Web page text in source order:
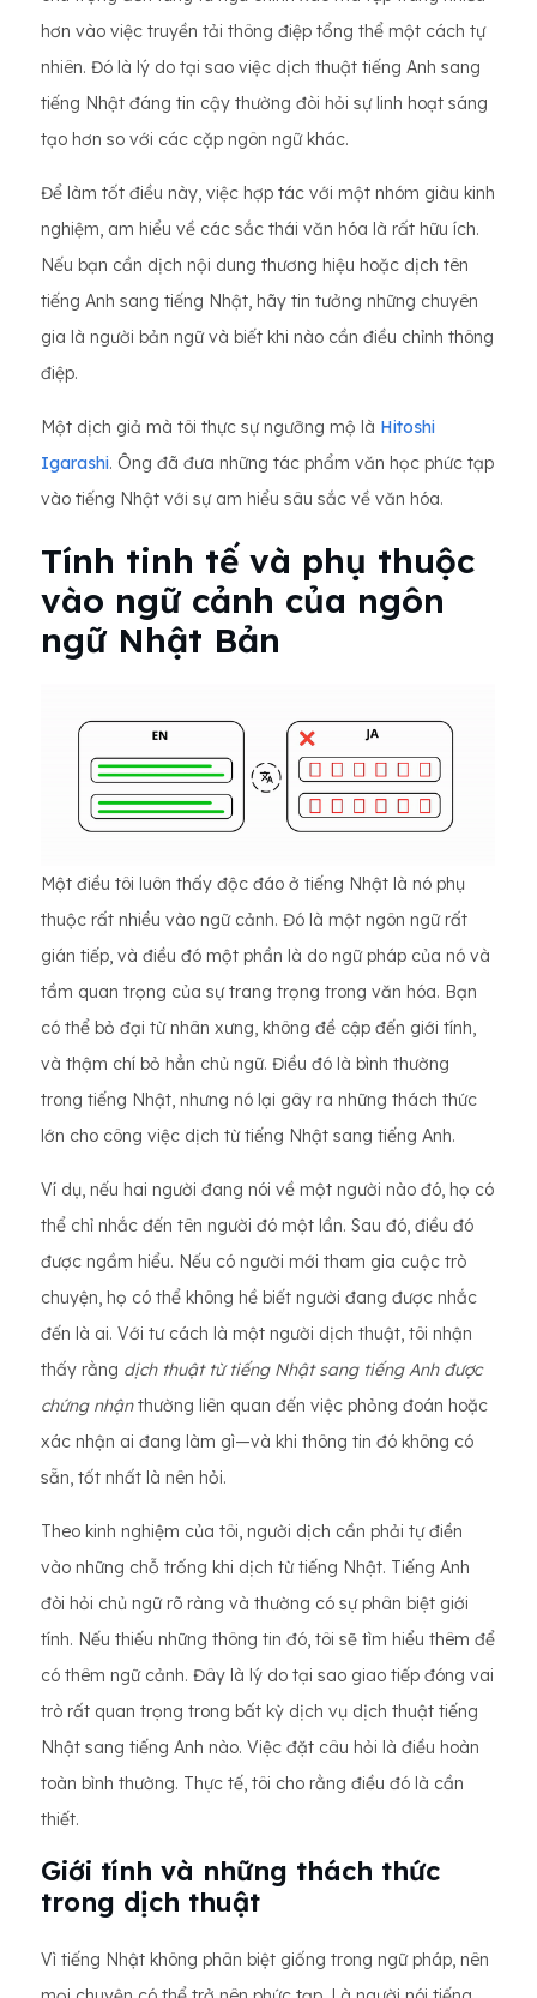
hơn vào việc truyền tải thông điệp tổng thể một cách tự
nhiên. Đó là lý do tại sao việc dịch thuật tiếng Anh sang
tiếng Nhật đáng tin cậy thường đòi hỏi sự linh hoạt sáng
tạo hơn so với các cặp ngôn ngữ khác.
Để làm tốt điều này, việc hợp tác với một nhóm giàu kinh
nghiệm, am hiểu về các sắc thái văn hóa là rất hữu ích.
Nếu bạn cần dịch nội dung thương hiệu hoặc dịch tên
tiếng Anh sang tiếng Nhật, hãy tin tưởng những chuyên
gia là người bản ngữ và biết khi nào cần điều chỉnh thông
điệp.
Một dịch giả mà tôi thực sự ngưỡng mộ là Hitoshi
Igarashi. Ông đã đưa những tác phẩm văn học phức tạp
vào tiếng Nhật với sự am hiểu sâu sắc về văn hóa.
Tính tinh tế và phụ thuộc
vào ngữ cảnh của ngôn
ngữ Nhật Bản
Một điều tôi luôn thấy độc đáo ở tiếng Nhật là nó phụ
thuộc rất nhiều vào ngữ cảnh. Đó là một ngôn ngữ rất
gián tiếp, và điều đó một phần là do ngữ pháp của nó và
tầm quan trọng của sự trang trọng trong văn hóa. Bạn
có thể bỏ đại từ nhân xưng, không đề cập đến giới tính,
và thậm chí bỏ hẳn chủ ngữ. Điều đó là bình thường
trong tiếng Nhật, nhưng nó lại gây ra những thách thức
lớn cho công việc dịch từ tiếng Nhật sang tiếng Anh.
Ví dụ, nếu hai người đang nói về một người nào đó, họ có
thể chỉ nhắc đến tên người đó một lần. Sau đó, điều đó
được ngầm hiểu. Nếu có người mới tham gia cuộc trò
chuyện, họ có thể không hề biết người đang được nhắc
đến là ai. Với tư cách là một người dịch thuật, tôi nhận
thấy rằng dịch thuật từ tiếng Nhật sang tiếng Anh được
chứng nhậnthường liên quan đến việc phỏng đoán hoặc
xác nhận ai đang làm gì—và khi thông tin đó không có
sẵn, tốt nhất là nên hỏi.
Theo kinh nghiệm của tôi, người dịch cần phải tự điền
vào những chỗ trống khi dịch từ tiếng Nhật. Tiếng Anh
đòi hỏi chủ ngữ rõ ràng và thường có sự phân biệt giới
tính. Nếu thiếu những thông tin đó, tôi sẽ tìm hiểu thêm để
có thêm ngữ cảnh. Đây là lý do tại sao giao tiếp đóng vai
trò rất quan trọng trong bất kỳ dịch vụ dịch thuật tiếng
Nhật sang tiếng Anh nào. Việc đặt câu hỏi là điều hoàn
toàn bình thường. Thực tế, tôi cho rằng điều đó là cần
thiết.
Giới tính và những thách thức
trong dịch thuật
Vì tiếng Nhật không phân biệt giống trong ngữ pháp, nên